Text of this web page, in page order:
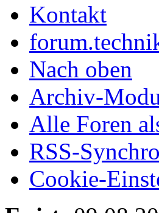
Kontakt
Nach oben
Archiv-
Alle Foren
RSS-
Cookie-